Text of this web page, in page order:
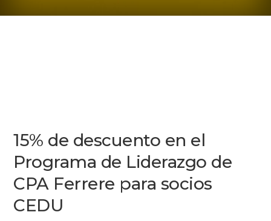
15% de descuento en el
Programa de Liderazgo de
CPA Ferrere para socios
CEDU